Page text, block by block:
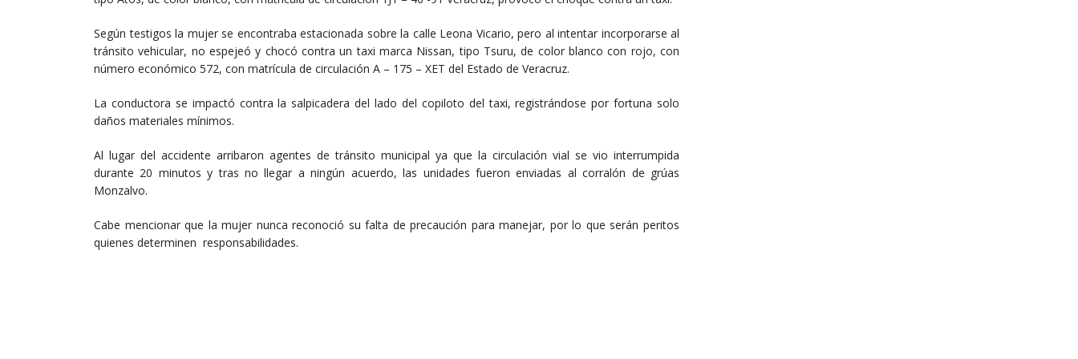
Según testigos la mujer se encontraba estacionada sobre la calle Leona Vicario, pero al intentar incorporarse al
tránsito vehicular, no espejeó y chocó contra un taxi marca Nissan, tipo Tsuru, de color blanco con rojo, con
número económico 572, con matrícula de circulación A – 175 – XET del Estado de Veracruz.
La conductora se impactó contra la salpicadera del lado del copiloto del taxi, registrándose por fortuna solo
daños materiales mínimos.
Al lugar del accidente arribaron agentes de tránsito municipal ya que la circulación vial se vio interrumpida
durante 20 minutos y tras no llegar a ningún acuerdo, las unidades fueron enviadas al corralón de grúas
Monzalvo.
Cabe mencionar que la mujer nunca reconoció su falta de precaución para manejar, por lo que serán peritos
quienes determinen responsabilidades.